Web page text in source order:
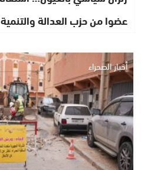
عضوا من حزب العدالة والتنمية
أخبار الصحراء